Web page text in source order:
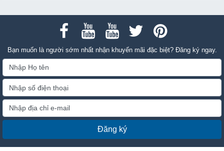
Bạn muốn là người sớm nhất nhận khuyến mãi đặc biệt? Đăng ký ngay.
Đăng ký